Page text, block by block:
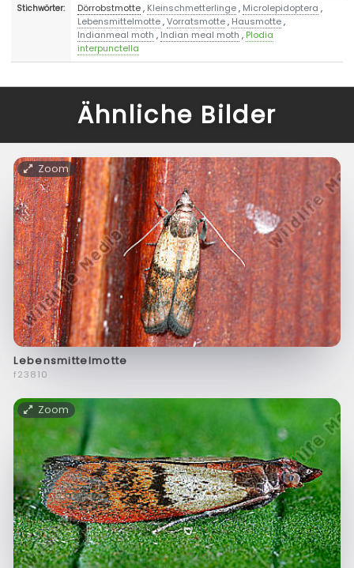
Stichwörter: Dörrobstmotte, Kleinschmetterlinge, Microlepidoptera ,
Lebensmittelmotte,Vorratsmotte, Hausmotte,
Indianmeal moth , Indian meal moth , Plodia
interpunctella
Ähnliche Bilder
Zoom
Lebensmittelmotte
f23810
Zoom